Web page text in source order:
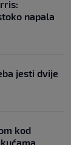
napala
jesti dvije
kod